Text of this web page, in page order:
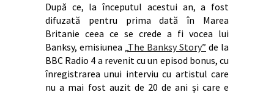
După ce, la începutul acestui an, a fost
difuzată pentru prima dată în Marea
Britanie ceea ce se crede a fi vocea lui
Banksy, emisiunea „The Banksy Story” de la
BBC Radio 4 a revenit cu un episod bonus, cu
înregistrarea unui interviu cu artistul care
nu a mai fost auzit de 20 de ani și care e